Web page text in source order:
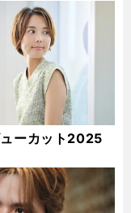
ーカット2025